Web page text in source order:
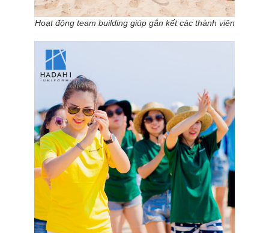
Hoạt động team building giúp gắn kết các thành viên